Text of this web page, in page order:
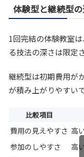
体験型と継続型
1回完結の体験教室
る技法の深さは限定
継続型は初期費用が
が積み上がりやすいで
比較項目
費用の見えやすさ 高
参加のしやすさ
高